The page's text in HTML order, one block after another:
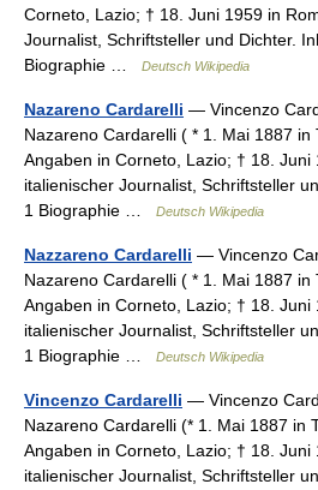
Corneto, Lazio; † 18. Juni 1959 in
Journalist, Schriftsteller und Dichter.
Biographie …
Deutsch Wikipedia
Nazareno Cardarelli — Vincenzo
Nazareno Cardarelli ( * 1. Mai 1887 in
Angaben in Corneto, Lazio; † 18. Juni
italienischer Journalist, Schriftsteller
1 Biographie …
Deutsch Wikipedia
Nazzareno Cardarelli — Vincenzo
Nazareno Cardarelli ( * 1. Mai 1887 in
Angaben in Corneto, Lazio; † 18. Juni
italienischer Journalist, Schriftsteller
1 Biographie …
Deutsch Wikipedia
Vincenzo Cardarelli — Vincenzo
Nazareno Cardarelli (* 1. Mai 1887 in
Angaben in Corneto, Lazio; † 18. Juni
italienischer Journalist, Schriftsteller